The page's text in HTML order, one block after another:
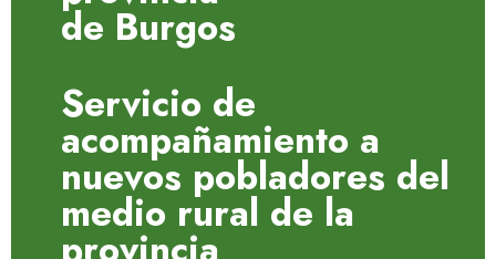
de Burgos
Servicio de
acompañamiento a
nuevos pobladores del
medio rural de la